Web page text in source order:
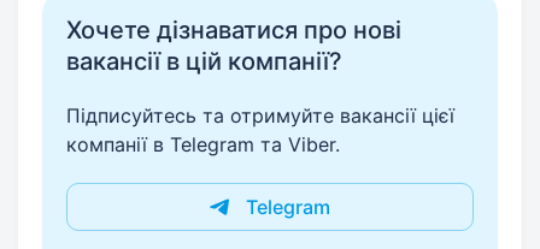
Хочете дізнаватися про нові
вакансії в цій компанії?
Підписуйтесь та отримуйте вакансії цієї
компанії в Telegram та Viber.
Telegram